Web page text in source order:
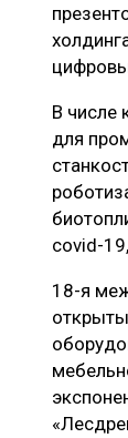
В числе
для
covid-
18-я